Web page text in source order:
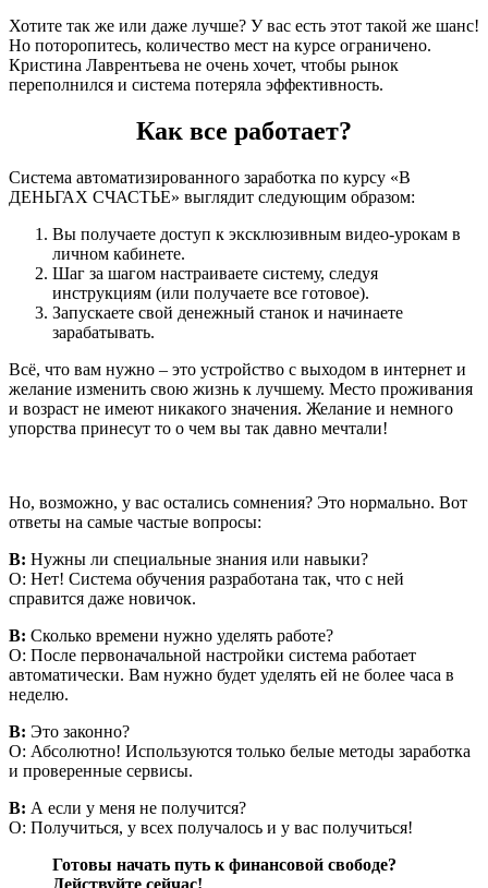
Хотите так же или даже лучше? У вас есть этот такой же шанс!
Но поторопитесь, количество мест на курсе ограничено.
Кристина Лаврентьева не очень хочет, чтобы рынок
переполнился и система потеряла эффективность.
Как все работает?
Система автоматизированного заработка по курсу «В
ДЕНЬГАХ СЧАСТЬЕ» выглядит следующим образом:
Вы получаете доступ к эксклюзивным видео-урокам в
личном кабинете.
Шаг за шагом настраиваете систему, следуя
инструкциям (или получаете все готовое).
Запускаете свой денежный станок и начинаете
зарабатывать.
Всё, что вам нужно – это устройство с выходом в интернет и
желание изменить свою жизнь к лучшему. Место проживания
и возраст не имеют никакого значения. Желание и немного
упорства принесут то о чем вы так давно мечтали!
Но, возможно, у вас остались сомнения? Это нормально. Вот
ответы на самые частые вопросы:
В: Нужны ли специальные знания или навыки?
О: Нет! Система обучения разработана так, что с ней
справится даже новичок.
В: Сколько времени нужно уделять работе?
О: После первоначальной настройки система работает
автоматически. Вам нужно будет уделять ей не более часа в
неделю.
В: Это законно?
О: Абсолютно! Используются только белые методы заработка
и проверенные сервисы.
В: А если у меня не получится?
О: Получиться, у всех получалось и у вас получиться!
Готовы начать путь к финансовой свободе?